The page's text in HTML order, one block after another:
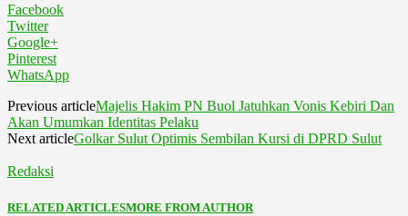
Facebook
Twitter
Google+
Pinterest
WhatsApp
Previous articleMajelis Hakim PN Buol Jatuhkan Vonis Kebiri Dan
Akan Umumkan Identitas Pelaku
Next articleGolkar Sulut Optimis Sembilan Kursi di DPRD Sulut
Redaksi
RELATED ARTICLESMORE FROM AUTHOR